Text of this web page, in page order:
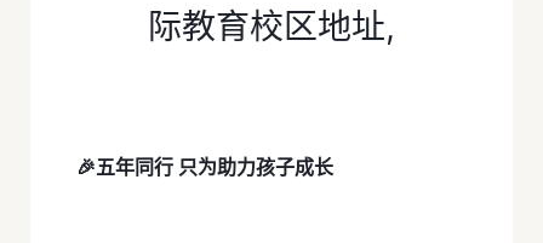
🎉五年同行 只为助力孩子成长